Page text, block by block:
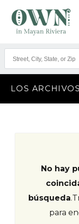
LOS ARCHIVOS
No hay
búsqueda.
para